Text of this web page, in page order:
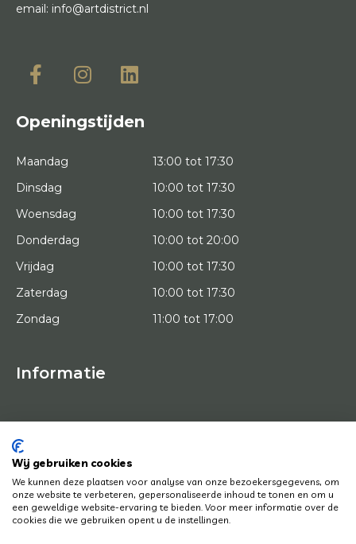
email: info@artdistrict.nl
Openingstijden
Maandag
13:00 tot 17:30
Dinsdag
10:00 tot 17:30
Woensdag
10:00 tot 17:30
Donderdag
10:00 tot 20:00
Vrijdag
10:00 tot 17:30
Zaterdag
10:00 tot 17:30
Zondag
11:00 tot 17:00
Informatie
HOME
KUNSTENAARS
KUNSTWERKEN
HOE WERKT HET
NEWS
CONTACT
Wij gebruiken cookies
We kunnen deze plaatsen voor analyse van onze bezoekersgegevens, om
onze website te verbeteren, gepersonaliseerde inhoud te tonen en om u
een geweldige website-ervaring te bieden. Voor meer informatie over de
cookies die we gebruiken opent u de instellingen.